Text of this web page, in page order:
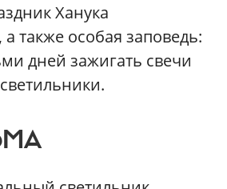
Ханука
также особая заповедь:
дней зажигать свечи